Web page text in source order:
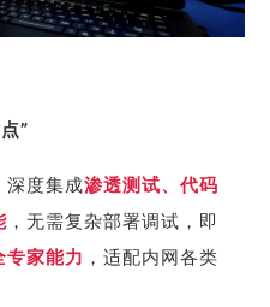
”
深度集成渗透测试、代码
，无需复杂部署调试，即
专家能力 ，适配内网各类